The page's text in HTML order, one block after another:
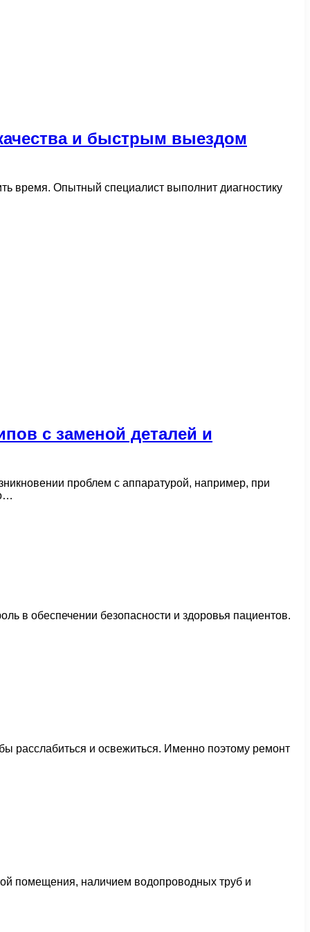
и быстрым выездом
время. Опытный специалист выполнит диагностику
с заменой деталей и
проблем с аппаратурой, например, при
в обеспечении безопасности и здоровья пациентов.
расслабиться и освежиться. Именно поэтому ремонт
помещения, наличием водопроводных труб и